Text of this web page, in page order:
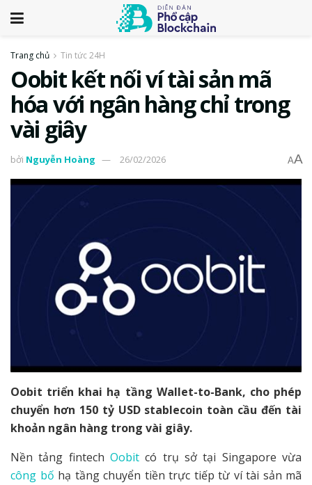
Trang chủ Tin tức 24H
Oobit kết nối ví tài sản mã
hóa với ngân hàng chỉ trong
vài giây
bởi Nguyễn Hoàng 26/02/2026 AA
Oobit triển khai hạ tầng Wallet-to-Bank, cho phép
chuyển hơn 150 tỷ USD stablecoin toàn cầu đến tài
khoản ngân hàng trong vài giây.
Nền tảng fintech Oobit có trụ sở tại Singapore vừa
công bố hạ tầng chuyển tiền trực tiếp từ ví tài sản mã